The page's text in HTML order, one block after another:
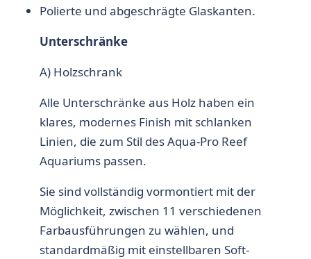
Polierte und abgeschrägte Glaskanten.
Unterschränke
A) Holzschrank
Alle Unterschränke aus Holz haben ein
klares, modernes Finish mit schlanken
Linien, die zum Stil des Aqua-Pro Reef
Aquariums passen.
Sie sind vollständig vormontiert mit der
Möglichkeit, zwischen 11 verschiedenen
Farbausführungen zu wählen, und
standardmäßig mit einstellbaren Soft-